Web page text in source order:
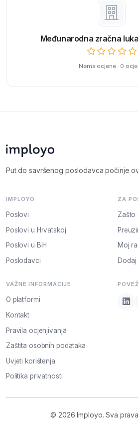
Međunarodna zračna
Nema ocjene · 0
Put do savršenog poslodavca počinje
IMPLOYO
Poslovi
Poslovi u Hrvatskoj
Poslovi u BiH
Poslodavci
ZA
Zašto
Moj
VAŽNE INFORMACIJE
O platformi
Kontakt
Pravila ocjenjivanja
Zaštita osobnih podataka
Uvjeti korištenja
Politika privatnosti
© 2026 Imployo. Sva